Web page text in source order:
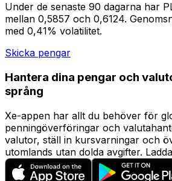
Under de senaste 90 dagarna har
mellan 0,5857 och 0,6124.
med 0,41% volatilitet.
Skicka pengar
Hantera dina pengar och
språng
Xe-appen har allt du behöver för
penningöverföringar och
valutor, ställ in kursvarningar och
utomlands utan dolda avgifter.